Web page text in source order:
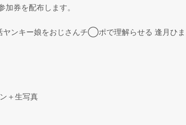
加券を配布します。
ンキー娘をおじさんチ◯ポで理解らせる 逢月ひま
＋生写真